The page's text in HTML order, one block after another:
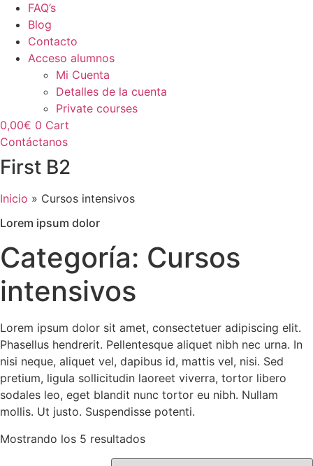
FAQ’s
Blog
Contacto
Acceso alumnos
Mi Cuenta
Detalles de la cuenta
Private courses
0,00€ 0 Cart
Contáctanos
First B2
Inicio » Cursos intensivos
Lorem ipsum dolor
Categoría: Cursos
intensivos
Lorem ipsum dolor sit amet, consectetuer adipiscing elit.
Phasellus hendrerit. Pellentesque aliquet nibh nec urna. In
nisi neque, aliquet vel, dapibus id, mattis vel, nisi. Sed
pretium, ligula sollicitudin laoreet viverra, tortor libero
sodales leo, eget blandit nunc tortor eu nibh. Nullam
mollis. Ut justo. Suspendisse potenti.
Mostrando los 5 resultados